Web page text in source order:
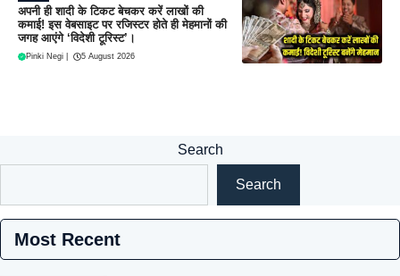
अपनी ही शादी के टिकट बेचकर करें लाखों की
कमाई! इस वेबसाइट पर रजिस्टर होते ही मेहमानों की
जगह आएंगे ‘विदेशी टूरिस्ट’।
Pinki Negi 5 August 2026
Search
Search
Most Recent